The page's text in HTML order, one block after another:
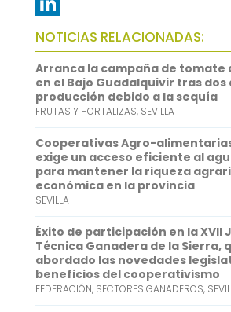
b
o
o
k
t
t
e
r
a
i
l
h
a
t
s
A
p
p
L
i
n
k
e
d
I
n
NOTICIAS RELACIONADAS:
Arranca la campaña de tomate
en el Bajo Guadalquivir tras dos
producción debido a la sequía
FRUTAS Y HORTALIZAS, SEVILLA
Cooperativas Agro-
exige un acceso eficiente al
para mantener la riqueza
económica en la provincia
SEVILLA
Éxito de participación en la XVII
Técnica Ganadera de la Sierra,
abordado las novedades
beneficios del cooperativismo
FEDERACIÓN, SECTORES GANADEROS,